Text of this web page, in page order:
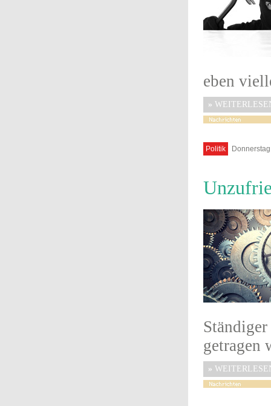
eben
»
Politik
getragen
»